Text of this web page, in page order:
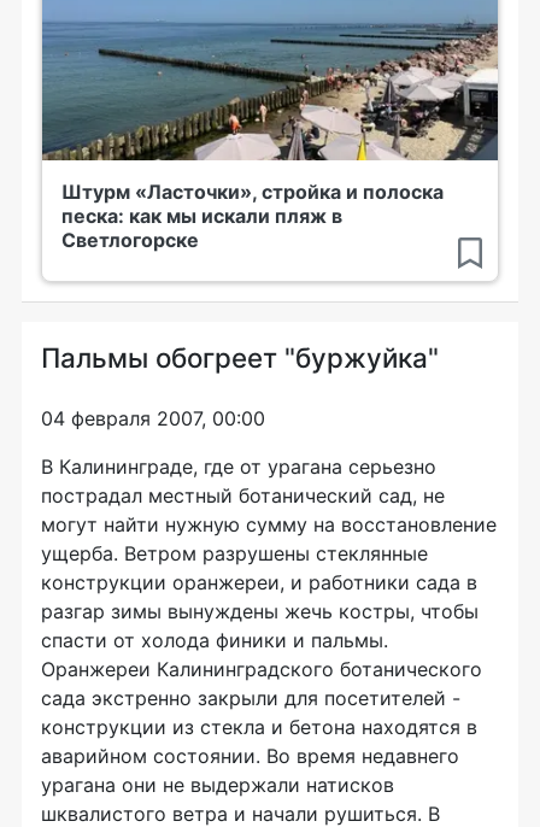
Штурм «Ласточки», стройка и полоска
песка: как мы искали пляж в
Светлогорске
Пальмы обогреет "буржуйка"
04 февраля 2007, 00:00
В Калининграде, где от урагана серьезно
пострадал местный ботанический сад, не
могут найти нужную сумму на восстановление
ущерба. Ветром разрушены стеклянные
конструкции оранжереи, и работники сада в
разгар зимы вынуждены жечь костры, чтобы
спасти от холода финики и пальмы.
Оранжереи Калининградского ботанического
сада экстренно закрыли для посетителей -
конструкции из стекла и бетона находятся в
аварийном состоянии. Во время недавнего
урагана они не выдержали натисков
шквалистого ветра и начали рушиться. В